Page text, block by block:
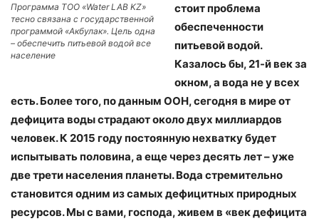
Программа ТОО «Water LAB KZ»
тесно связана с государственной
программой «Акбулак». Цель одна
– обеспечить питьевой водой все
население
стоит проблема
обеспеченности
питьевой водой.
Казалось бы, 21-й век за
окном, а вода не у всех
есть. Более того, по данным ООН, сегодня в мире от
дефицита воды страдают около двух миллиардов
человек. К 2015 году постоянную нехватку будет
испытывать половина, а еще через десять лет – уже
две трети населения планеты. Вода стремительно
становится одним из самых дефицитных природных
ресурсов. Мы с вами, господа, живем в «век дефицита